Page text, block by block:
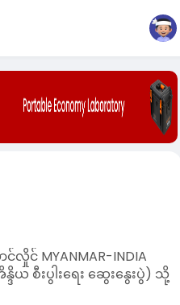
လှိုင် MYANMAR-INDIA
န္ဒိယ စီးပွါးရေး ဆွေးနွေးပွဲ) သို့